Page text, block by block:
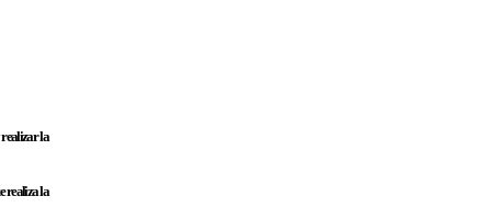
realizar la
realiza la